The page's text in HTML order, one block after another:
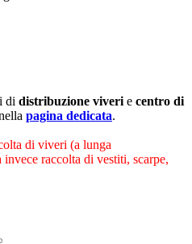
di distribuzione viveri e centro di
pagina dedicata.
di viveri (a lunga
invece raccolta di vestiti, scarpe,